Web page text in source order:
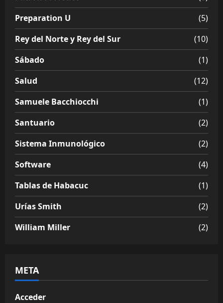
Preparation U
(5)
Rey del Norte y Rey del Sur
(10)
Sábado
(1)
Salud
(12)
Samuele Bacchiocchi
(1)
Santuario
(2)
Sistema Inmunológico
(2)
Software
(4)
Tablas de Habacuc
(1)
Urías Smith
(2)
William Miller
(2)
META
Acceder